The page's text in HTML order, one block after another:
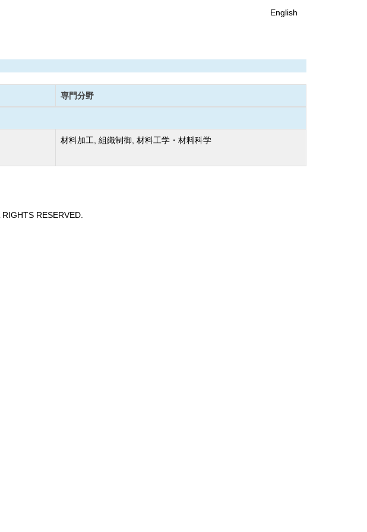
English
専門分野
材料加工, 組織制御, 材料工学・材料科学
RESERVED.